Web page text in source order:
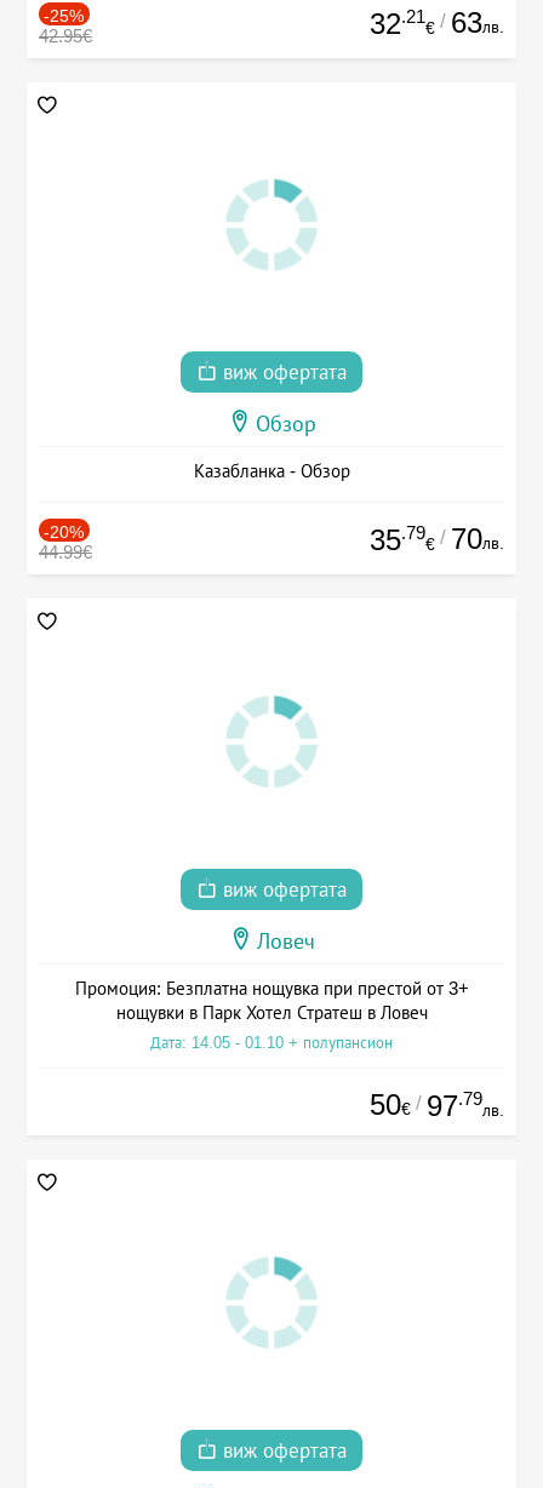
-25%
42.95€ 32.21
€ / 63лв.
виж офертата
Обзор
Казабланка - Обзор
-20%
44.99€ 35.79
€ / 70лв.
виж офертата
Ловеч
Промоция: Безплатна нощувка при престой от 3+
нощувки в Парк Хотел Стратеш в Ловеч
Дата: 14.05 - 01.10 + полупансион
50€ / 97.79
лв.
виж офертата